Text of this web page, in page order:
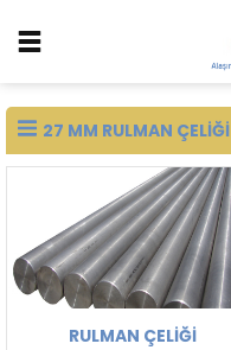
27 MM RULMAN ÇELIĞI
RULMAN ÇELIĞI